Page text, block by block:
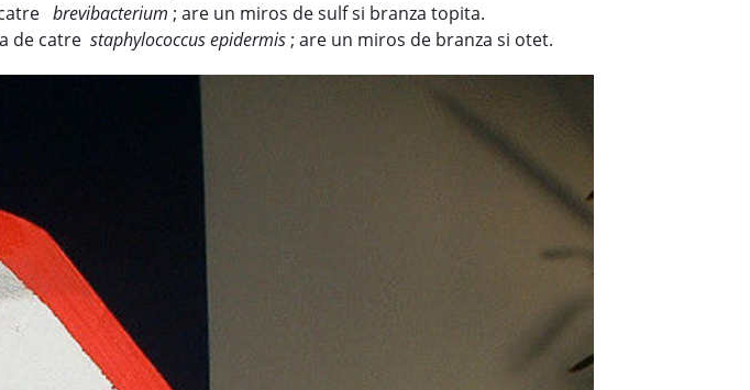
brevibacterium ; are un miros de sulf si branza topita.
de catre staphylococcus epidermis ; are un miros de branza si otet.